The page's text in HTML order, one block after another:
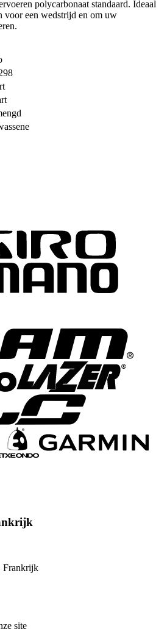
polycarbonaat standaard. Ideaal
voor een wedstrijd en om uw
Frankrijk
site